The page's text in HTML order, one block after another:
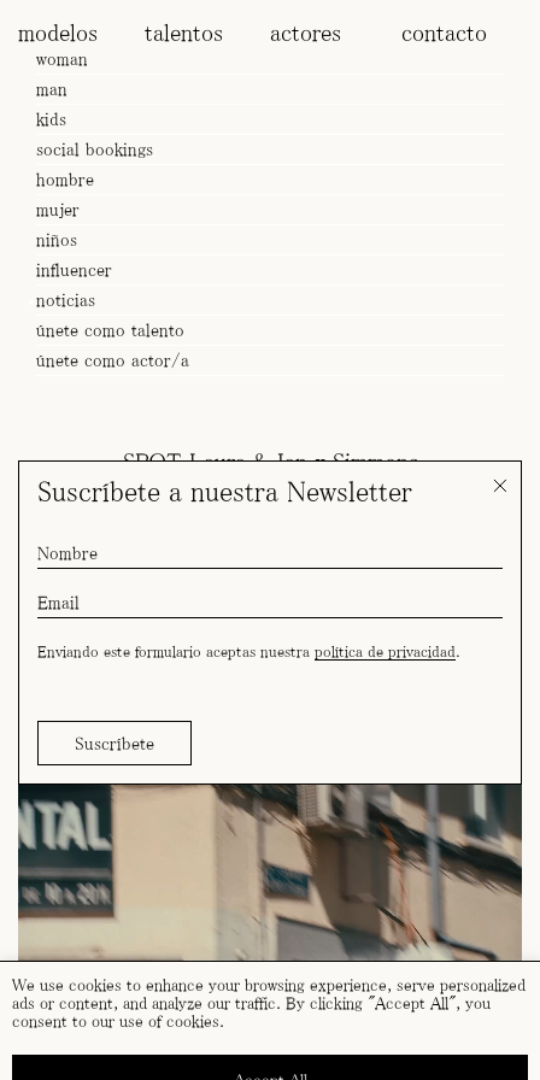
We use cookies to enhance your browsing experience, serve personalized
ads or content, and analyze our traffic. By clicking "Accept All", you
consent to our use of cookies.
modelos talentos actores contacto
woman
man
kids
social bookings
hombre
mujer
niños
influencer
noticias
únete como talento
únete como actor/a
SPOT Laura & Jan x Simmons
Suscríbete a nuestra Newsletter
Enviando este formulario aceptas nuestra política de privacidad